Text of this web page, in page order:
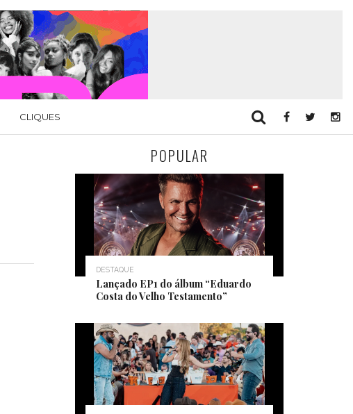
CLIQUES
POPULAR
DESTAQUE
Lançado EP1 do álbum “Eduardo
Costa do Velho Testamento”